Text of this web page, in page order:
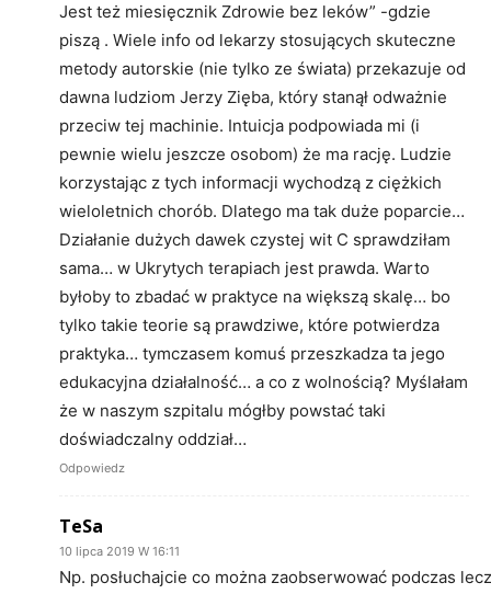
Jest też miesięcznik Zdrowie bez leków” -gdzie
piszą . Wiele info od lekarzy stosujących skuteczne
metody autorskie (nie tylko ze świata) przekazuje od
dawna ludziom Jerzy Zięba, który stanął odważnie
przeciw tej machinie. Intuicja podpowiada mi (i
pewnie wielu jeszcze osobom) że ma rację. Ludzie
korzystając z tych informacji wychodzą z ciężkich
wieloletnich chorób. Dlatego ma tak duże poparcie…
Działanie dużych dawek czystej wit C sprawdziłam
sama… w Ukrytych terapiach jest prawda. Warto
byłoby to zbadać w praktyce na większą skalę… bo
tylko takie teorie są prawdziwe, które potwierdza
praktyka… tymczasem komuś przeszkadza ta jego
edukacyjna działalność… a co z wolnością? Myślałam
że w naszym szpitalu mógłby powstać taki
doświadczalny oddział…
Odpowiedz
TeSa
10 lipca 2019 W 16:11
Np. posłuchajcie co można zaobserwować podczas